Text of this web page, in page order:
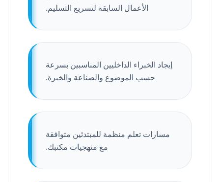
الأعمال السابقة لتسريع التسليم.
إيجاد الخبراء الداخليين المناسبين بسرعة
حسب الموضوع والصناعة والخبرة.
مسارات تعلم منظمة للمبتدئين متوافقة
مع منهجيات مكتبك.